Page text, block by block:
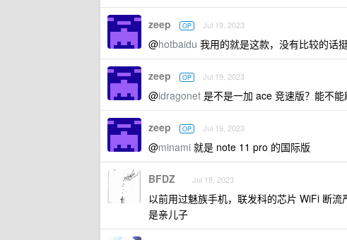
zeep OP Jul 19, 2023
@hotbaidu 我用的就是这款，没有比较的话
zeep OP Jul 19, 2023
@idragonet 是不是一加 ace 竞速版？能不能
zeep OP Jul 19, 2023
@minami 就是 note 11 pro 的国际版
BFDZ Jul 19, 2023
以前用过魅族手机，联发科的芯片 WiFi 断
是亲儿子